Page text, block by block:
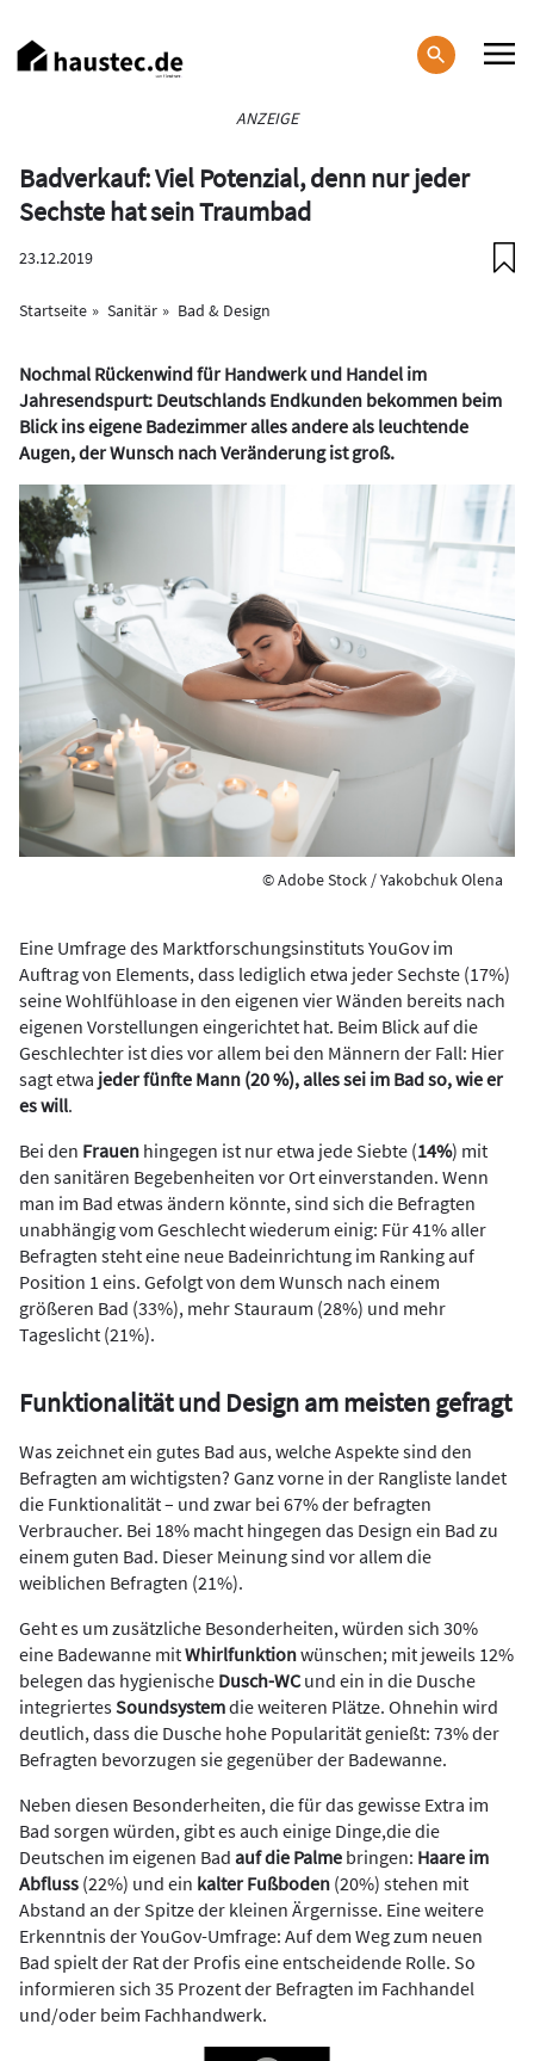
zum
Inhalt
ANZEIGE
Badverkauf: Viel Potenzial, denn nur jeder
Sechste hat sein Traumbad
23.12.2019
Startseite Sanitär Bad & Design
Nochmal Rückenwind für Handwerk und Handel im
Jahresendspurt: Deutschlands Endkunden bekommen beim
Blick ins eigene Badezimmer alles andere als leuchtende
Augen, der Wunsch nach Veränderung ist groß.
© Adobe Stock / Yakobchuk Olena
Eine Umfrage des Marktforschungsinstituts YouGov im
Auftrag von Elements, dass lediglich etwa jeder Sechste (17%)
seine Wohlfühloase in den eigenen vier Wänden bereits nach
eigenen Vorstellungen eingerichtet hat. Beim Blick auf die
Geschlechter ist dies vor allem bei den Männern der Fall: Hier
sagt etwa jeder fünfte Mann (20 %), alles sei im Bad so, wie er
es will.
Bei den Frauen hingegen ist nur etwa jede Siebte (14%) mit
den sanitären Begebenheiten vor Ort einverstanden. Wenn
man im Bad etwas ändern könnte, sind sich die Befragten
unabhängig vom Geschlecht wiederum einig: Für 41% aller
Befragten steht eine neue Badeinrichtung im Ranking auf
Position 1 eins. Gefolgt von dem Wunsch nach einem
größeren Bad (33%), mehr Stauraum (28%) und mehr
Tageslicht (21%).
Funktionalität und Design am meisten gefragt
Was zeichnet ein gutes Bad aus, welche Aspekte sind den
Befragten am wichtigsten? Ganz vorne in der Rangliste landet
die Funktionalität – und zwar bei 67% der befragten
Verbraucher. Bei 18% macht hingegen das Design ein Bad zu
einem guten Bad. Dieser Meinung sind vor allem die
weiblichen Befragten (21%).
Geht es um zusätzliche Besonderheiten, würden sich 30%
eine Badewanne mitWhirlfunktionwünschen; mit jeweils 12%
belegen das hygienische Dusch-WCund ein in die Dusche
integriertesSoundsystemdie weiteren Plätze. Ohnehin wird
deutlich, dass die Dusche hohe Popularität genießt: 73% der
Befragten bevorzugen sie gegenüber der Badewanne.
Neben diesen Besonderheiten, die für das gewisse Extra im
Bad sorgen würden, gibt es auch einige Dinge,die die
Deutschen im eigenen Bad auf die Palme bringen: Haare im
Abfluss (22%) und ein kalter Fußboden (20%) stehen mit
Abstand an der Spitze der kleinen Ärgernisse. Eine weitere
Erkenntnis der YouGov-Umfrage: Auf dem Weg zum neuen
Bad spielt der Rat der Profis eine entscheidende Rolle. So
informieren sich 35 Prozent der Befragten im Fachhandel
und/oder beim Fachhandwerk.